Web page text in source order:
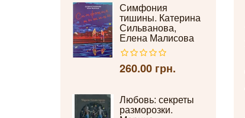
Симфония
тишины. Катерина
Сильванова,
Елена Малисова
260.00 грн.
Любовь: секреты
разморозки.